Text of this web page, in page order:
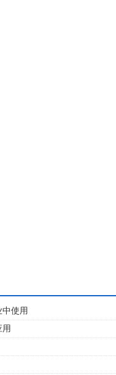
使用